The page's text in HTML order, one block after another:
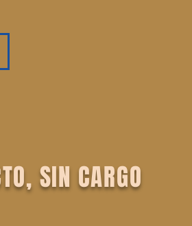
SIN CARGO